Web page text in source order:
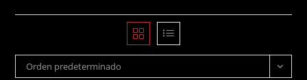
Orden predeterminado